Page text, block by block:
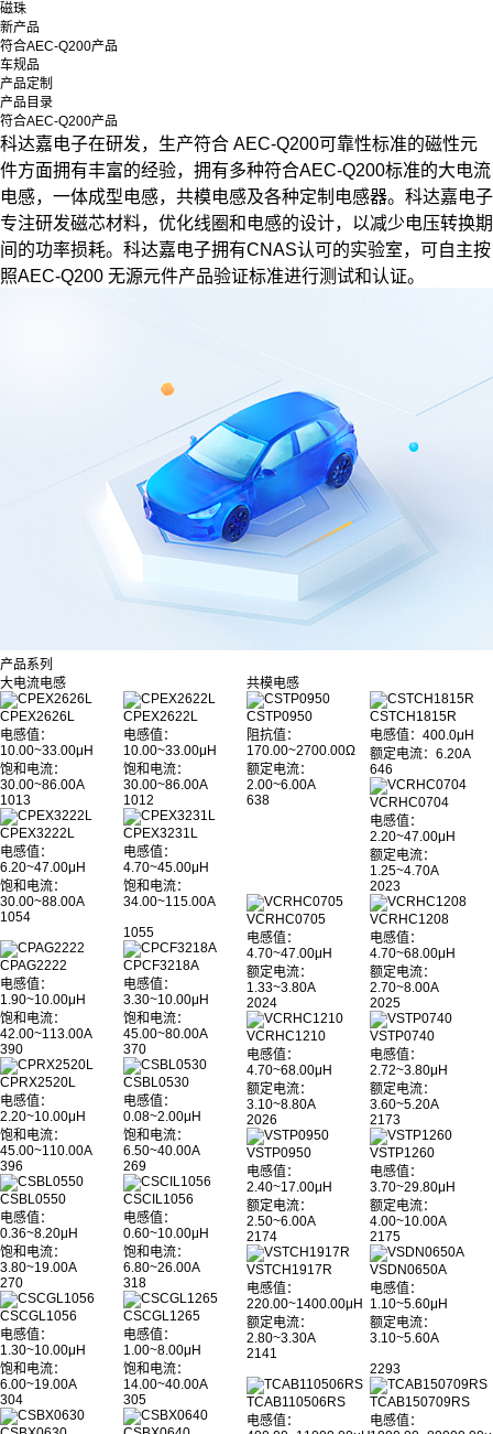
磁珠
新产品
符合AEC-Q200产品
车规品
产品定制
产品目录
符合AEC-Q200产品
科达嘉电子在研发，生产符合 AEC-Q200可靠性标准的磁性元
件方面拥有丰富的经验，拥有多种符合AEC-Q200标准的大电流
电感，一体成型电感，共模电感及各种定制电感器。科达嘉电子
专注研发磁芯材料，优化线圈和电感的设计，以减少电压转换期
间的功率损耗。科达嘉电子拥有CNAS认可的实验室，可自主按
照AEC-Q200 无源元件产品验证标准进行测试和认证。
产品系列
大电流电感
CPEX2626L
电感值：
10.00~33.00μH
饱和电流：
30.00~86.00A
1013
CPEX2622L
电感值：
10.00~33.00μH
饱和电流：
30.00~86.00A
1012
CPEX3222L
电感值：
6.20~47.00μH
饱和电流：
30.00~88.00A
1054
CPEX3231L
电感值：
4.70~45.00μH
饱和电流：
34.00~115.00A
1055
CPAG2222
电感值：
1.90~10.00μH
饱和电流：
42.00~113.00A
390
CPCF3218A
电感值：
3.30~10.00μH
饱和电流：
45.00~80.00A
370
CPRX2520L
电感值：
2.20~10.00μH
饱和电流：
45.00~110.00A
396
CSBL0530
电感值：
0.08~2.00μH
饱和电流：
6.50~40.00A
269
CSBL0550
电感值：
0.36~8.20μH
饱和电流：
3.80~19.00A
270
CSCIL1056
电感值：
0.60~10.00μH
饱和电流：
6.80~26.00A
318
CSCGL1056
电感值：
1.30~10.00μH
饱和电流：
6.00~19.00A
304
CSCGL1265
电感值：
1.00~8.00μH
饱和电流：
14.00~40.00A
305
共模电感
CSTP0950
阻抗值：
170.00~2700.00Ω
额定电流：
2.00~6.00A
638
CSTCH1815R
电感值 ：400.0μH
额定电流：6.20A
646
VCRHC0704
电感值：
2.20~47.00μH
额定电流：
1.25~4.70A
2023
VCRHC0705
电感值：
4.70~47.00μH
额定电流：
1.33~3.80A
2024
VCRHC1208
电感值：
4.70~68.00μH
额定电流：
2.70~8.00A
2025
VCRHC1210
电感值：
4.70~68.00μH
额定电流：
3.10~8.80A
2026
VSTP0740
电感值：
2.72~3.80μH
额定电流：
3.60~5.20A
2173
VSTP0950
电感值：
2.40~17.00μH
额定电流：
2.50~6.00A
2174
VSTP1260
电感值：
3.70~29.80μH
额定电流：
4.00~10.00A
2175
VSTCH1917R
电感值：
220.00~1400.00μH
额定电流：
2.80~3.30A
2141
VSDN0650A
电感值：
1.10~5.60μH
额定电流：
3.10~5.60A
2293
TCAB110506RS
电感值：
TCAB150709RS
电感值：